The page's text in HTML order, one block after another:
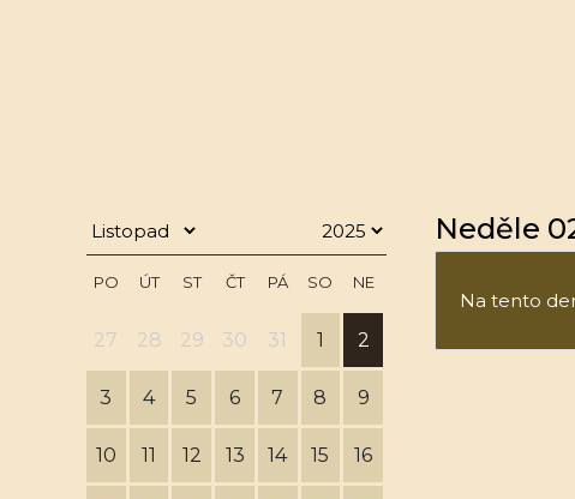
PO ÚT ST ČT PÁ SO NE
27 28 29 30 31 1 2
3 4 5 6 7 8 9
10 11 12 13 14 15 16
Neděle
Na tento